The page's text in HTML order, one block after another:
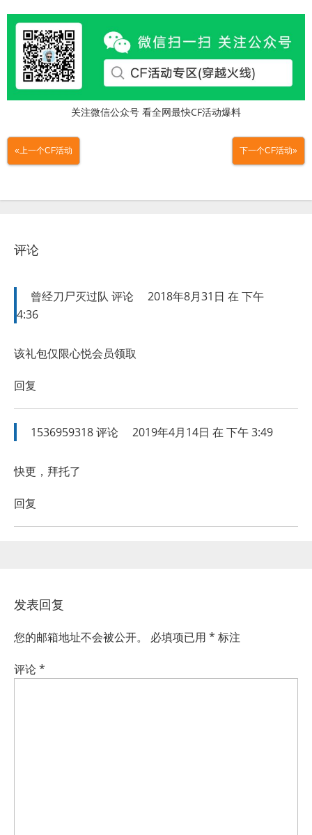
关注微信公众号 看全网最快CF活动爆料
«上一个CF活动 下一个CF活动»
评论
曾经刀尸灭过队 评论
2018年8月31日 在 下午
4:36
该礼包仅限心悦会员领取
回复
1536959318评论 2019年4月14日 在 下午 3:49
快更，拜托了
回复
发表回复
您的邮箱地址不会被公开。 必填项已用 * 标注
评论*